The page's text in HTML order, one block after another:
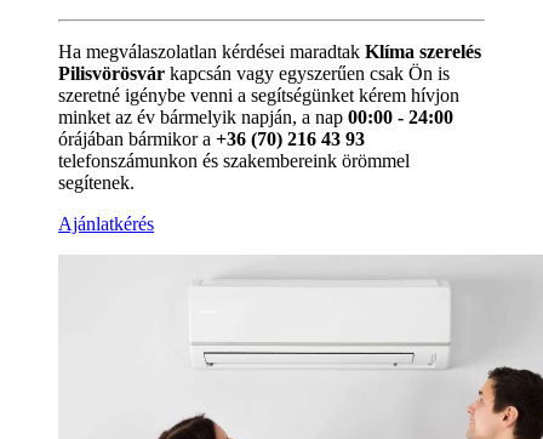
Ha megválaszolatlan kérdései maradtak Klíma szerelés
Pilisvörösvár kapcsán vagy egyszerűen csak Ön is
szeretné igénybe venni a segítségünket kérem hívjon
minket az év bármelyik napján, a nap 00:00 - 24:00
órájában bármikor a +36 (70) 216 43 93
telefonszámunkon és szakembereink örömmel
segítenek.
Ajánlatkérés